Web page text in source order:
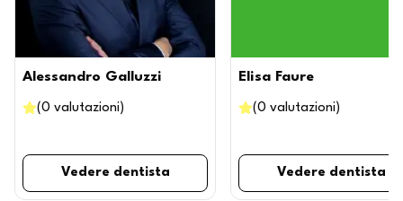
Alessandro Galluzzi
(0 valutazioni )
Vedere dentista
Elisa Faure
(0 valutazioni )
Vedere dentista